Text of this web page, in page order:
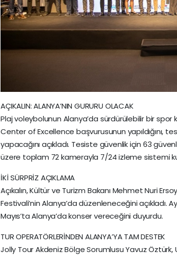
AÇIKALIN: ALANYA’NIN GURURU OLACAK
Plaj voleybolunun Alanya’da sürdürülebilir bir spor
Center of Excellence başvurusunun yapıldığını,
yapacağını açıkladı. Tesiste güvenlik için 63
üzere toplam 72 kamerayla 7/24 izleme sistemi
İKİ SÜRPRİZ AÇIKLAMA
Açıkalın, Kültür ve Turizm Bakanı Mehmet Nuri
Festivali’nin Alanya’da düzenleneceğini açıkladı.
Mayıs’ta Alanya’da konser vereceğini duyurdu.
TUR OPERATÖRLERİNDEN ALANYA’YA TAM DESTEK
Jolly Tour Akdeniz Bölge Sorumlusu Yavuz Öztürk,